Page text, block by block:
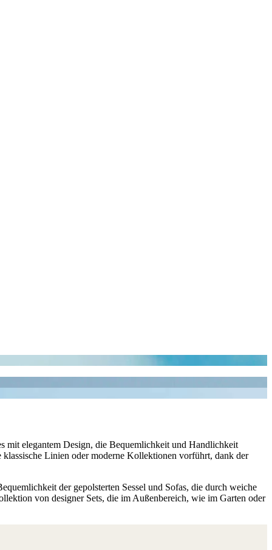
mit elegantem Design, die Bequemlichkeit und Handlichkeit
Linien oder moderne Kollektionen vorführt, dank der
der gepolsterten Sessel und Sofas, die durch weiche
von designer Sets, die im Außenbereich, wie im Garten oder